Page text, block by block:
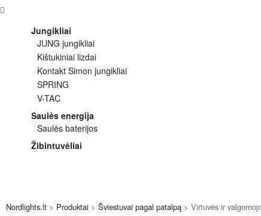
Jungikliai
JUNG jungikliai
Kištukiniai lizdai
Kontakt Simon jungikliai
SPRING
V-TAC
Saulės energija
Saulės baterijos
Žibintuvėliai
Nordlights.lt > Produktai > Šviestuvai pagal patalpą > Virtuvės ir